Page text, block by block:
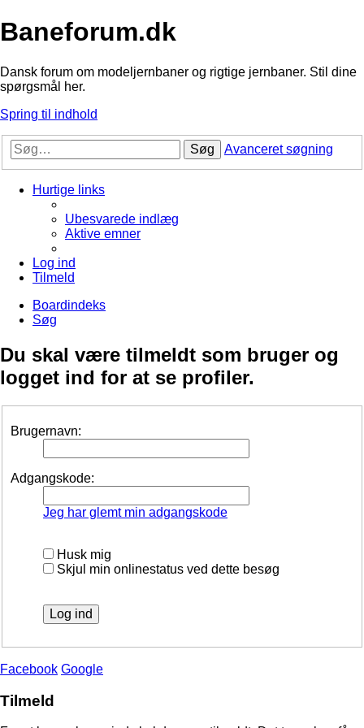
Baneforum.dk
Dansk forum om modeljernbaner og rigtige jernbaner. Stil dine
spørgsmål her.
Spring til indhold
Søg Avanceret søgning
Hurtige links
Ubesvarede indlæg
Aktive emner
Log ind
Tilmeld
Boardindeks
Søg
Du skal være tilmeldt som bruger og
logget ind for at se profiler.
Brugernavn:
Adgangskode:
Jeg har glemt min adgangskode
Husk mig
Skjul min onlinestatus ved dette besøg
Facebook Google
Tilmeld